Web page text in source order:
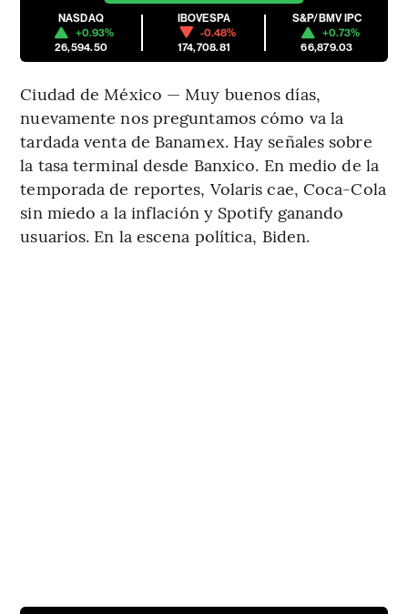
NASDAQ
+0.93%
26,594.50
IBOVESPA
-0.48%
174,708.81
S&P/BMV IPC
+0.73%
66,879.03
Ciudad de México — Muy buenos días,
nuevamente nos preguntamos cómo va la
tardada venta de Banamex. Hay señales sobre
la tasa terminal desde Banxico. En medio de la
temporada de reportes, Volaris cae, Coca-Cola
sin miedo a la inflación y Spotify ganando
usuarios. En la escena política, Biden.